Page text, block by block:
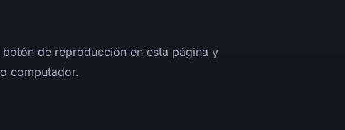
de reproducción en esta página y
computador.